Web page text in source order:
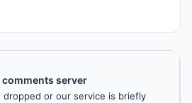
comments server
dropped or our service is briefly